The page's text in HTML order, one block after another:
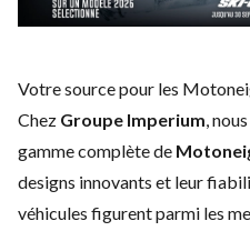
Votre source pour les
Chez Groupe Imperium ,
gamme complète de
designs innovants et leur
véhicules figurent parmi les